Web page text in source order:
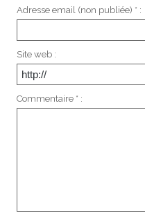
Adresse email (non publiée) * :
Site web :
Commentaire * :